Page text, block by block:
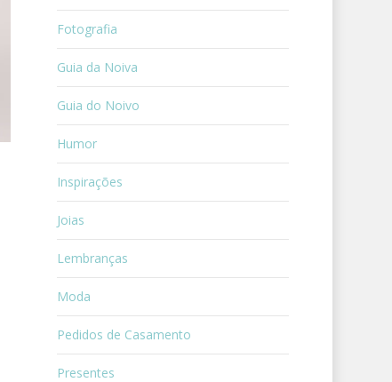
Fotografia
Guia da Noiva
Guia do Noivo
Humor
Inspirações
Joias
Lembranças
Moda
Pedidos de Casamento
Presentes